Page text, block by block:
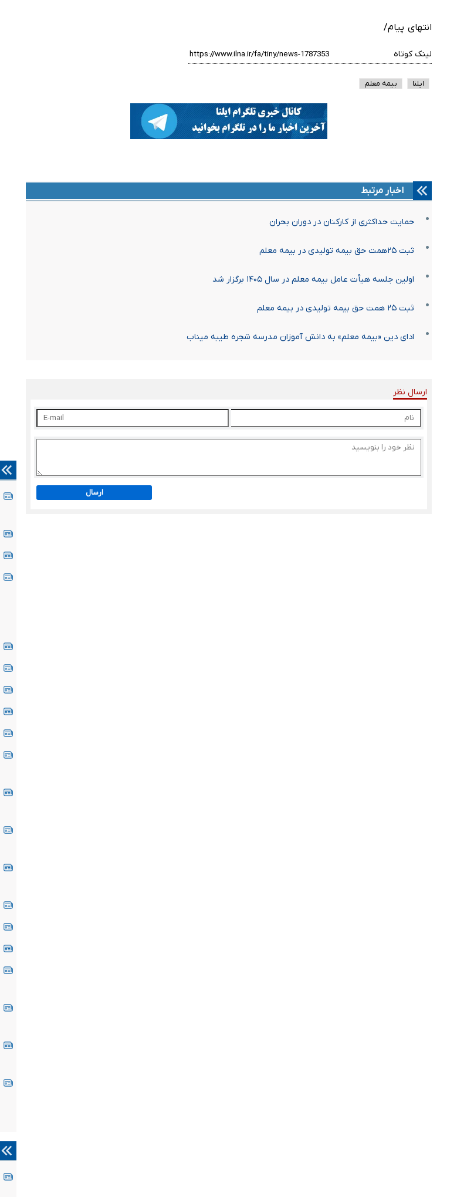
انتهای پیام/
لینک کوتاه
ایلنا بیمه معلم
اخبار مرتبط
حمایت حداکثری از کارکنان در دوران بحران
ثبت ۲۵همت حق بیمه تولیدی در بیمه معلم
اولین جلسه هیأت عامل بیمه معلم در سال ۱۴۰۵ برگزار شد
ثبت ۲۵ همت حق بیمه تولیدی در بیمه معلم
ادای دین «بیمه معلم» به دانش آموزان مدرسه شجره طیبه میناب
ارسال نظر
ارسال